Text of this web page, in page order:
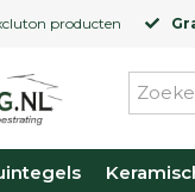
producten